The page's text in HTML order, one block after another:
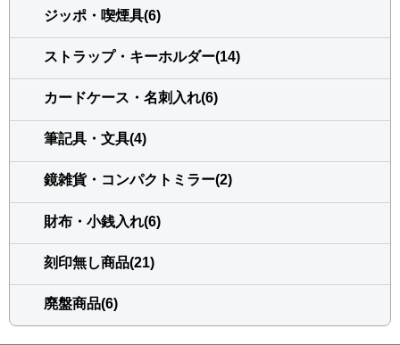
ジッポ・喫煙具(6)
ストラップ・キーホルダー(14)
カードケース・名刺入れ(6)
筆記具・文具(4)
鏡雑貨・コンパクトミラー(2)
財布・小銭入れ(6)
刻印無し商品(21)
廃盤商品(6)